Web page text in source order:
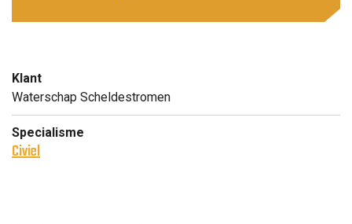
Klant
Waterschap Scheldestromen
Specialisme
Civiel